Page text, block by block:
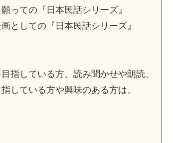
っての『日本民話シリーズ』
としての『日本民話シリーズ』
指している方、読み聞かせや朗読、
している方や興味のある方は、